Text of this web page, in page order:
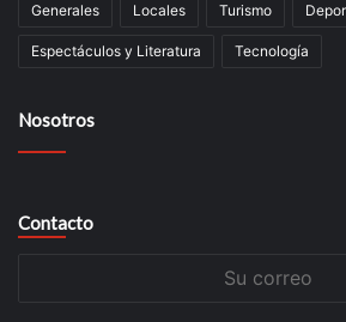
Generales Locales Turismo
Espectáculos y Literatura Tecnología
Nosotros
Contacto